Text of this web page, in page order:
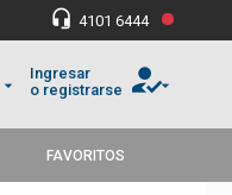
headset_mic 4101 6444 •
arrow_drop_down
Ingresar
o registrarse how_to_reg
arrow_drop_down
FAVORITOS